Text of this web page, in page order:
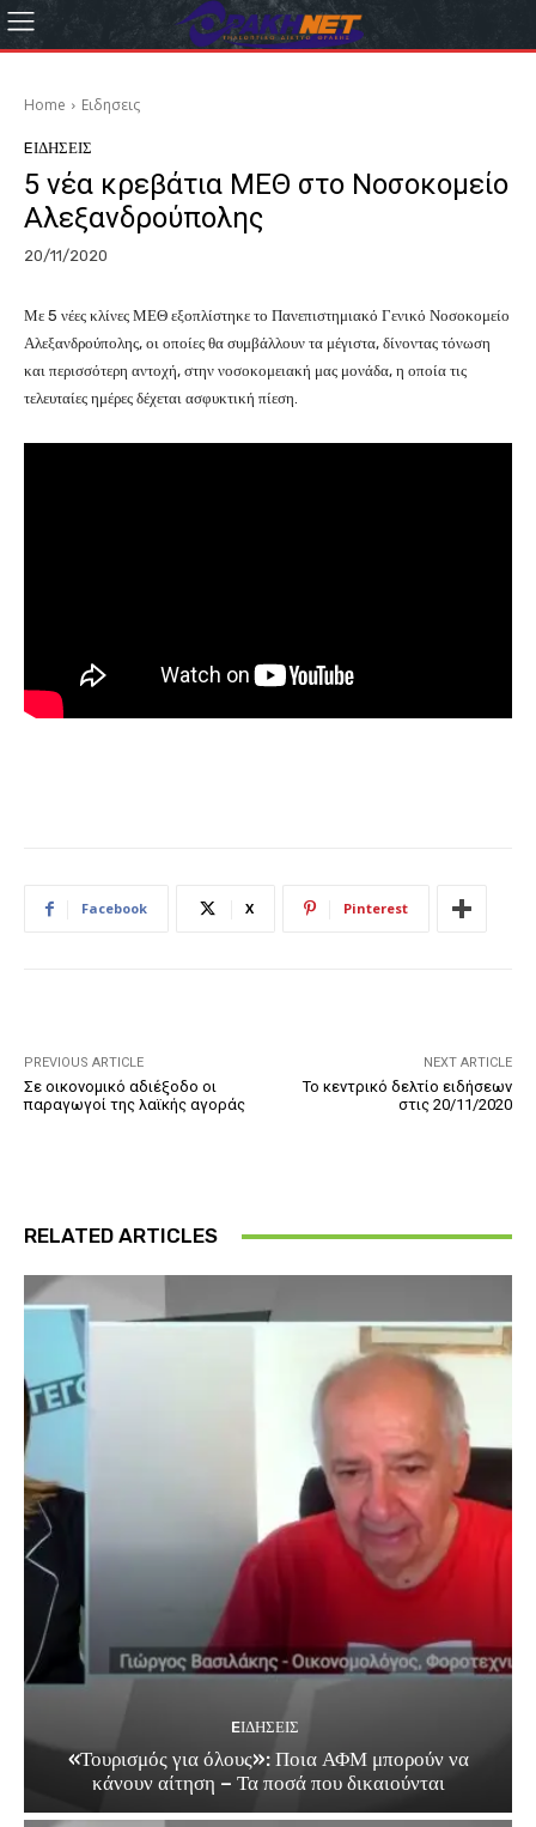
Home Eιδησεις
EΙΔΗΣΕΙΣ
5 νέα κρεβάτια ΜΕΘ στο Νοσοκομείο
Αλεξανδρούπολης
20/11/2020
Με 5 νέες κλίνες ΜΕΘ εξοπλίστηκε το Πανεπιστημιακό Γενικό Νοσοκομείο
Αλεξανδρούπολης, οι οποίες θα συμβάλλουν τα μέγιστα, δίνοντας τόνωση
και περισσότερη αντοχή, στην νοσοκομειακή μας μονάδα, η οποία τις
τελευταίες ημέρες δέχεται ασφυκτική πίεση.
Facebook X Pinterest
PREVIOUS ARTICLE
Σε οικονομικό αδιέξοδο οι
παραγωγοί της λαϊκής αγοράς
NEXT ARTICLE
Το κεντρικό δελτίο ειδήσεων
στις 20/11/2020
RELATED ARTICLES
EΙΔΗΣΕΙΣ
«Τουρισμός για όλους»: Ποια ΑΦΜ μπορούν να
κάνουν αίτηση – Τα ποσά που δικαιούνται